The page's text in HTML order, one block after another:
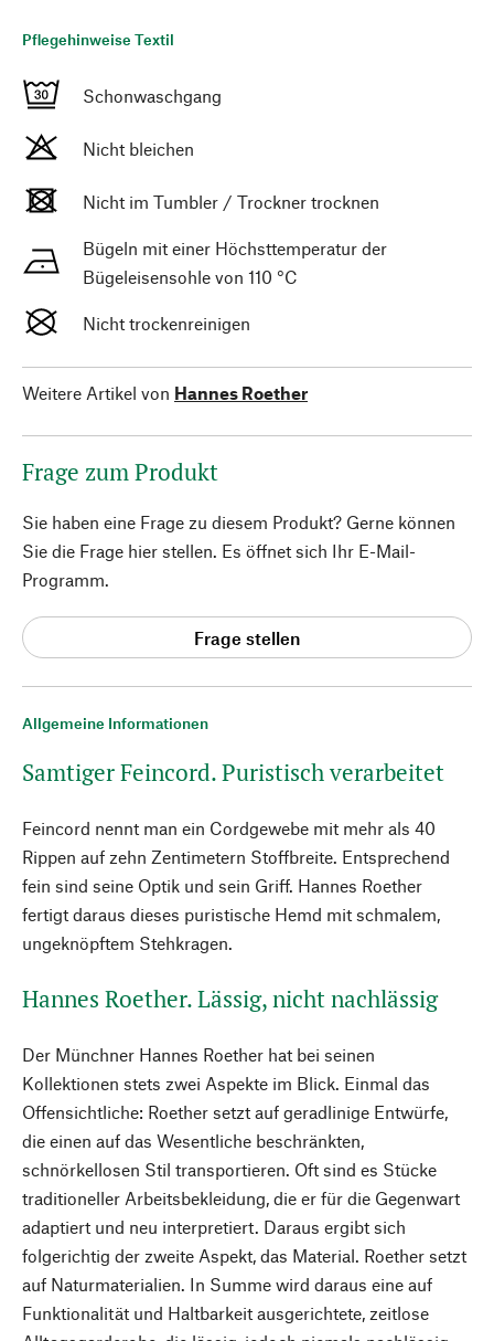
Allgemeine Informationen
Samtiger Feincord. Puristisch verarbeitet
Feincord nennt man ein Cordgewebe mit mehr als 40
Rippen auf zehn Zentimetern Stoffbreite. Entsprechend
fein sind seine Optik und sein Griff. Hannes Roether
fertigt daraus dieses puristische Hemd mit schmalem,
ungeknöpftem Stehkragen.
Hannes Roether. Lässig, nicht nachlässig
Der Münchner Hannes Roether hat bei seinen
Kollektionen stets zwei Aspekte im Blick. Einmal das
Offensichtliche: Roether setzt auf geradlinige Entwürfe,
die einen auf das Wesentliche beschränkten,
schnörkellosen Stil transportieren. Oft sind es Stücke
traditioneller Arbeitsbekleidung, die er für die Gegenwart
adaptiert und neu interpretiert. Daraus ergibt sich
folgerichtig der zweite Aspekt, das Material. Roether setzt
auf Naturmaterialien. In Summe wird daraus eine auf
Funktionalität und Haltbarkeit ausgerichtete, zeitlose
Pflegehinweise Textil
Schonwaschgang
Nicht bleichen
Nicht im Tumbler / Trockner trocknen
Bügeln mit einer Höchsttemperatur der
Bügeleisensohle von 110 °C
Nicht trockenreinigen
Weitere Artikel von Hannes Roether
Frage zum Produkt
Sie haben eine Frage zu diesem Produkt? Gerne können
Sie die Frage hier stellen. Es öffnet sich Ihr E-Mail-
Programm.
Frage stellen